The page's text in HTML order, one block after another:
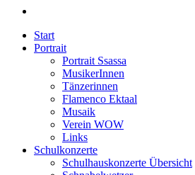
Start
Portrait
Portrait Ssassa
MusikerInnen
Tänzerinnen
Flamenco Ektaal
Musaik
Verein WOW
Links
Schulkonzerte
Schulhauskonzerte Übersicht